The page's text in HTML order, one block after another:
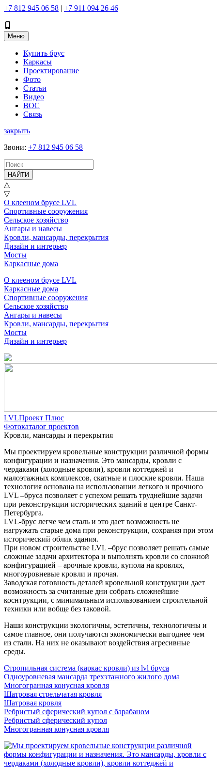
+7 812 945 06 58 | +7 911 094 26 46
Меню
Купить брус
Каркасы
Проектирование
Фото
Статьи
Видео
ВОС
Связь
закрыть
Звони: +7 812 945 06 58
НАЙТИ
△
▽
О клееном брусе LVL
Спортивные сооружения
Сельское хозяйство
Ангары и навесы
Кровли, мансарды, перекрытия
Дизайн и интерьер
Мосты
Каркасные дома
О клееном брусе LVL
Каркасные дома
Спортивные сооружения
Сельское хозяйство
Ангары и навесы
Кровли, мансарды, перекрытия
Мосты
Дизайн и интерьер
LVLПроект Плюс
Фотокаталог проектов
Кровли, мансарды и перекрытия
Мы проектируем кровельные конструкции различной формы
конфигурации и назначения. Это мансарды, кровли с
чердаками (холодные кровли), кровли коттеджей и
малоэтажных комплексов, скатные и плоские кровли. Наша
технология основана на использовании легкого и прочного
LVL –бруса позволяет с успехом решать труднейшие задачи
при реконструкции исторических зданий в центре Санкт-
Петербурга.
LVL-брус легче чем сталь и это дает возможность не
нагружать старые дома при реконструкции, сохраняя при этом
исторический облик здания.
При новом строительстве LVL –брус позволяет решать самые
сложные задачи архитектора и выполнять кровли со сложной
конфигурацией – арочные кровли, купола на кровлях,
многоуровневые кровли и прочая.
Заводская готовность деталей кровельной конструкции дает
возможность за считанные дни собрать сложнейшие
коснтрукции, с минимальным использованием строительной
техники или вобще без таковой.
Наши конструкции экологичны, эстетичны, технологичны и
самое главное, они получаются экономически выгоднее чем
из стали. На них не оказывают воздействия агресивные
среды.
Стропильная система (каркас кровли) из lvl бруса
Одноуровневая мансарда трехэтажного жилого дома
Многогранная конусная кровля
Шатровая стрельчатая кровля
Шатровая кровля
Ребристый сферический купол с барабаном
Ребристый сферический купол
Многогранная конусная кровля